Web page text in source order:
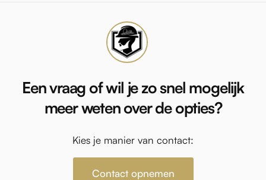
Een vraag of wil je zo snel mogelijk
meer weten over de opties?
Kies je manier van contact:
Contact opnemen